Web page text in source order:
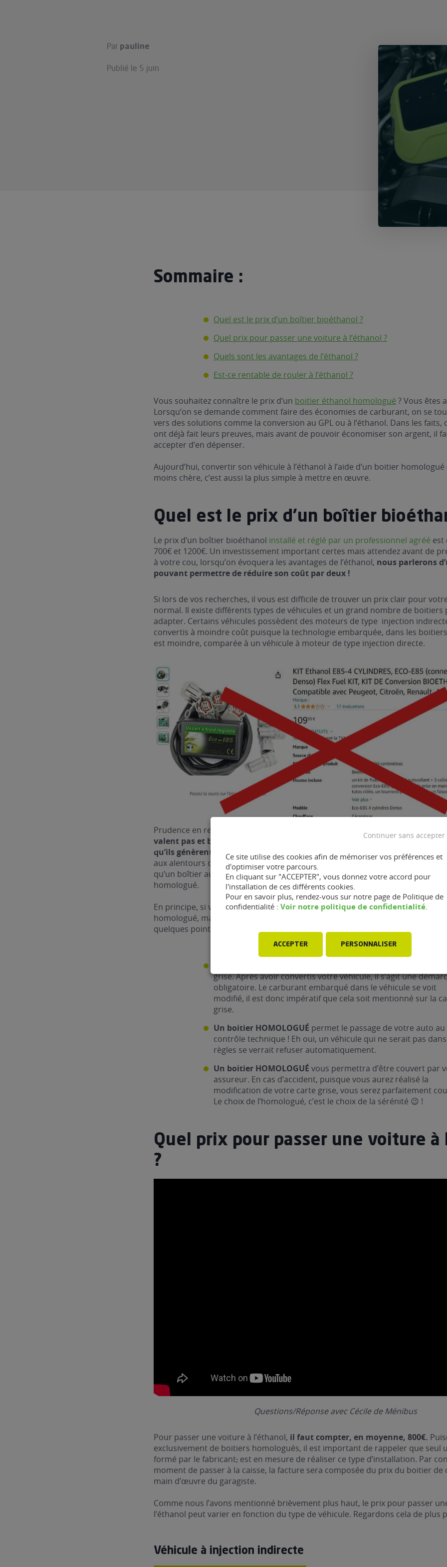
Par pauline
Publié le 5 juin
Sommaire :
Quel est le prix d’un boîtier bioéthanol ?
Quel prix pour passer une voiture à l’éthanol ?
Quels sont les avantages de l’éthanol ?
Est-ce rentable de rouler à l’éthanol ?
Vous souhaitez connaître le prix d’un boitier éthanol homologué ? Vous êtes
Lorsqu’on se demande comment faire des économies de carburant, on se
vers des solutions comme la conversion au GPL ou à l’éthanol. Dans les faits,
ont déjà fait leurs preuves, mais avant de pouvoir économiser son argent, il
accepter d’en dépenser.
Aujourd’hui, convertir son véhicule à l’éthanol à l’aide d’un boitier
moins chère, c’est aussi la plus simple à mettre en œuvre.
Quel est le prix d’un boîtier
Le prix d’un boîtier bioéthanol installé et réglé par un professionnel agréé est
700€ et 1200€. Un investissement important certes mais attendez avant de
à votre cou, lorsqu’on évoquera les avantages de l’éthanol, nous parlerons
pouvant permettre de réduire son coût par deux !
Si lors de vos recherches, il vous est difficile de trouver un prix clair pour
normal. Il existe différents types de véhicules et un grand nombre de boitiers
adapter. Certains véhicules possèdent des moteurs de type injection
convertis à moindre coût puisque la technologie embarquée, dans les
est moindre, comparée à un véhicule à moteur de type injection directe.
Prudence en revanche lorsque vous naviguez sur internet…
Tous les
valent pas et beaucoup d’entreprises peu scrupuleuses tentent de surfer
qu’ils génèrent
. En effet, en investiguant sur le web, vous trouverez des
aux alentours des 200€ à 300€. Pour éviter tous quiproquos, ce n’est pas
qu’un boîtier au coût inférieur à 700€ que vous pourriez installez-vous même
homologué.
En principe, si vous êtes ici, vous connaissez déjà la différence entre
homologué, mais pour celles et ceux qui l’ignorent, on vous le réexplique
quelques points :
grise. Après avoir convertis votre véhicule, il s’agit une
obligatoire. Le carburant embarqué dans le véhicule se voit
modifié, il est donc impératif que cela soit mentionné sur la
grise.
Un boitier HOMOLOGUÉ permet le passage de votre auto au
contrôle technique ! Eh oui, un véhicule qui ne serait pas
règles se verrait refuser automatiquement.
Un boitier HOMOLOGUÉ vous permettra d’être couvert par
assureur. En cas d’accident, puisque vous aurez réalisé la
modification de votre carte grise, vous serez parfaitement
Le choix de l’homologué, c’est le choix de la sérénité 😉 !
Quel prix pour passer une voiture à
?
Questions/Réponse avec Cécile de Ménibus
Pour passer une voiture à l’éthanol, il faut compter, en moyenne, 800€.
exclusivement de boitiers homologués, il est important de rappeler que seul
formé par le fabricant, est en mesure de réaliser ce type d’installation. Par
moment de passer à la caisse, la facture sera composée du prix du boitier de
main d’œuvre du garagiste.
Comme nous l’avons mentionné brièvement plus haut, le prix pour passer
l’éthanol peut varier en fonction du type de véhicule. Regardons cela de plus
Véhicule à injection indirecte
Ce site utilise des cookies afin de mémoriser vos préférences et
d'optimiser votre parcours.
En cliquant sur "ACCEPTER", vous donnez votre accord pour
l'installation de ces différents cookies.
Pour en savoir plus, rendez-vous sur notre page de Politique de
confidentialité : Voir notre politique de confidentialité.
ACCEPTER PERSONNALISER
Continuer sans accepter